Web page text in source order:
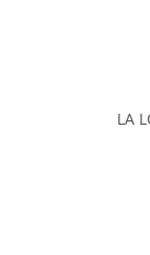
LA